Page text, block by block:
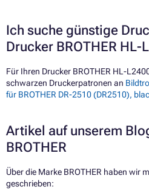
Ich suche günstige
Drucker BROTHER HL-
Für Ihren Drucker BROTHER HL-
schwarzen Druckerpatronen an
für BROTHER DR-2510 (DR2510),
Artikel auf unserem
BROTHER
Über die Marke BROTHER haben wir
geschrieben: